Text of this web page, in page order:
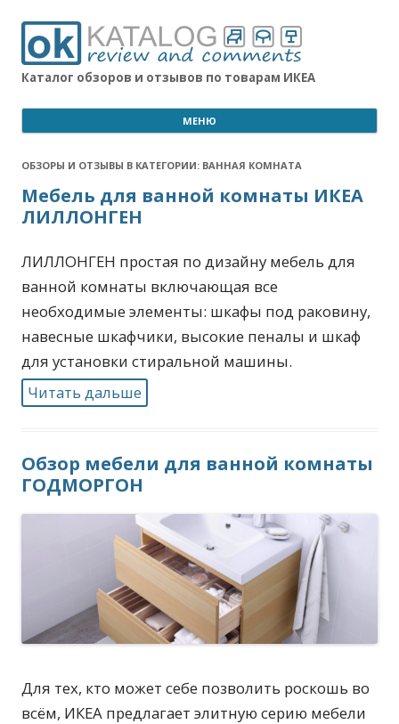
Каталог обзоров и отзывов по товарам ИКЕА
МЕНЮ
ОБЗОРЫ И ОТЗЫВЫ В КАТЕГОРИИ: ВАННАЯ КОМНАТА
Мебель для ванной комнаты ИКЕА
ЛИЛЛОНГЕН
ЛИЛЛОНГЕН простая по дизайну мебель для
ванной комнаты включающая все
необходимые элементы: шкафы под раковину,
навесные шкафчики, высокие пеналы и шкаф
для установки стиральной машины.
Читать дальше
Обзор мебели для ванной комнаты
ГОДМОРГОН
Для тех, кто может себе позволить роскошь во
всём, ИКЕА предлагает элитную серию мебели